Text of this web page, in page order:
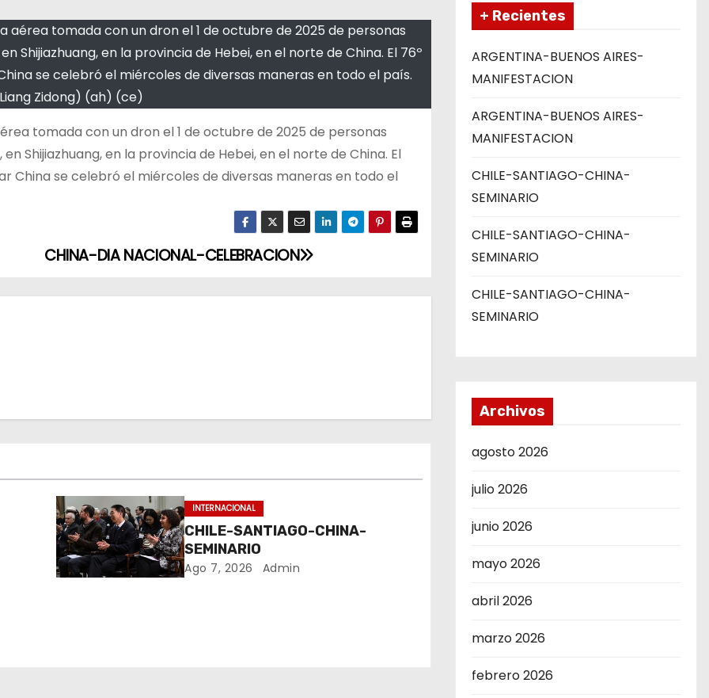
aérea tomada con un dron el 1 de octubre de 2025 de personas
Shijiazhuang, en la provincia de Hebei, en el norte de China. El 76º
se celebró el miércoles de diversas maneras en todo el país.
Zidong) (ah) (ce)
tomada con un dron el 1 de octubre de 2025 de personas
Shijiazhuang, en la provincia de Hebei, en el norte de China. El
China se celebró el miércoles de diversas maneras en todo el
CHINA-DIA NACIONAL-CELEBRACION
INTERNACIONAL
CHILE-SANTIAGO-CHINA-
SEMINARIO
Ago 7, 2026 Admin
+ Recientes
ARGENTINA-BUENOS AIRES-
MANIFESTACION
ARGENTINA-BUENOS AIRES-
MANIFESTACION
CHILE-SANTIAGO-CHINA-
SEMINARIO
CHILE-SANTIAGO-CHINA-
SEMINARIO
CHILE-SANTIAGO-CHINA-
SEMINARIO
Archivos
agosto 2026
julio 2026
junio 2026
mayo 2026
abril 2026
marzo 2026
febrero 2026